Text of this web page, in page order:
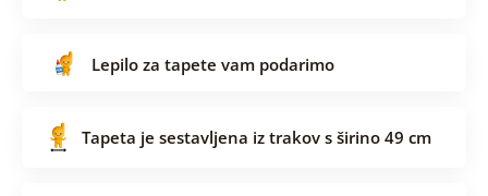
Lepilo za tapete vam podarimo
Tapeta je sestavljena iz trakov s širino 49 cm